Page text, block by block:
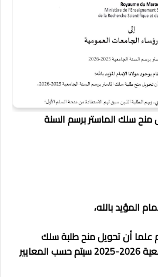
سلك الماستر برسم السنة
المؤيد بالله،
علما أن تحويل منح طلبة سلك
الماستر برسم السنة الجامعية 2026-2025 سيتم حسب المعايير